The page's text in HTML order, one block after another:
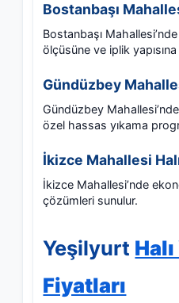
Bostanbaşı
Bostanbaşı
ölçüsüne ve iplik
Gündüzbey
Gündüzbey
özel hassas yıkama
İkizce Mahallesi
İkizce Mahallesi’nde
çözümleri sunulur.
Yeşilyurt
Fiyatları